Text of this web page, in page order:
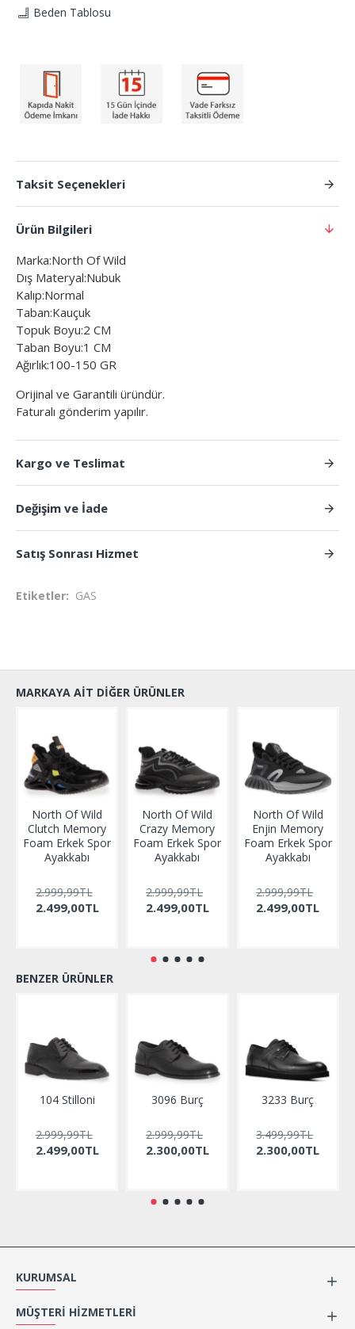
Beden Tablosu
Taksit Seçenekleri
Ürün Bilgileri
Marka:North Of Wild
Dış Materyal:Nubuk
Kalıp:Normal
Taban:Kauçuk
Topuk Boyu:2 CM
Taban Boyu:1 CM
Ağırlık:100-150 GR
Orijinal ve Garantili üründür.
Faturalı gönderim yapılır.
Kargo ve Teslimat
Değişim ve İade
Satış Sonrası Hizmet
Etiketler: GAS
MARKAYA AIT DIĞER ÜRÜNLER
North Of Wild
Clutch Memory
Foam Erkek Spor
Ayakkabı
2.499,00TL
2.999,99TL
North Of Wild
Crazy Memory
Foam Erkek Spor
Ayakkabı
2.499,00TL
2.999,99TL
North Of Wild
Enjin Memory
Foam Erkek Spor
Ayakkabı
2.499,00TL
2.999,99TL
BENZER ÜRÜNLER
104 Stilloni
2.499,00TL
2.999,99TL
3096 Burç
2.300,00TL
2.999,99TL
3233 Burç
2.300,00TL
3.499,99TL
KURUMSAL
MÜŞTERI HIZMETLERI